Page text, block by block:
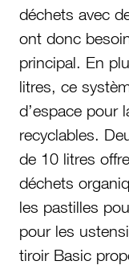
déchets avec
ont donc
principal. En
litres, ce
d’espace pour
recyclables.
de 10 litres
déchets
les pastilles
pour les
tiroir Basic